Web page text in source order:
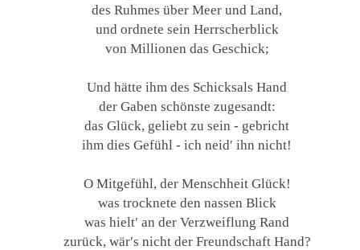
des Ruhmes über Meer und Land,
und ordnete sein Herrscherblick
von Millionen das Geschick;
Und hätte ihm des Schicksals Hand
der Gaben schönste zugesandt:
das Glück, geliebt zu sein - gebricht
ihm dies Gefühl - ich neid′ ihn nicht!
O Mitgefühl, der Menschheit Glück!
was trocknete den nassen Blick
was hielt′ an der Verzweiflung Rand
zurück, wär′s nicht der Freundschaft Hand?